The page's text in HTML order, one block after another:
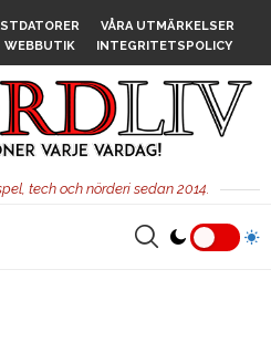
VÅRA UTMÄRKELSER
WEBBUTIK INTEGRITETSPOLICY
tech och nörderi sedan 2014.